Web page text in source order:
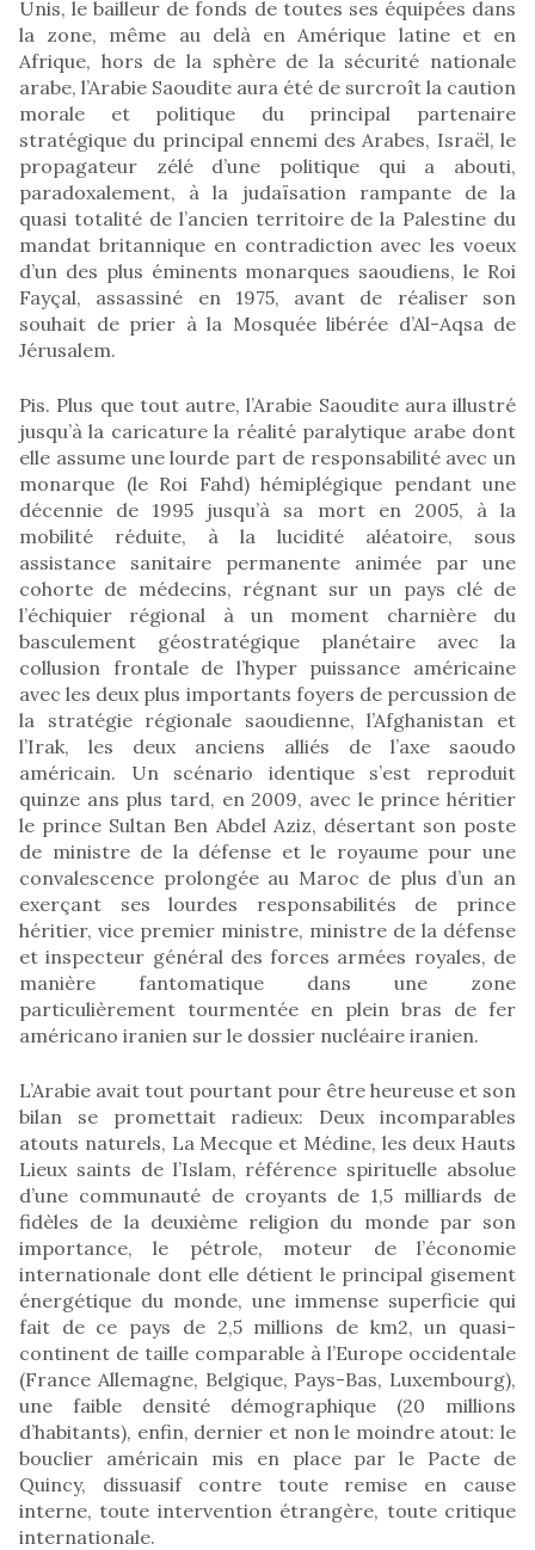
Unis, le bailleur de fonds de toutes ses équipées dans
la zone, même au delà en Amérique latine et en
Afrique, hors de la sphère de la sécurité nationale
arabe, l’Arabie Saoudite aura été de surcroît la caution
morale et politique du principal partenaire
stratégique du principal ennemi des Arabes, Israël, le
propagateur zélé d’une politique qui a abouti,
paradoxalement, à la judaïsation rampante de la
quasi totalité de l’ancien territoire de la Palestine du
mandat britannique en contradiction avec les voeux
d’un des plus éminents monarques saoudiens, le Roi
Fayçal, assassiné en 1975, avant de réaliser son
souhait de prier à la Mosquée libérée d’Al-Aqsa de
Jérusalem.
Pis. Plus que tout autre, l’Arabie Saoudite aura illustré
jusqu’à la caricature la réalité paralytique arabe dont
elle assume une lourde part de responsabilité avec un
monarque (le Roi Fahd) hémiplégique pendant une
décennie de 1995 jusqu’à sa mort en 2005, à la
mobilité réduite, à la lucidité aléatoire, sous
assistance sanitaire permanente animée par une
cohorte de médecins, régnant sur un pays clé de
l’échiquier régional à un moment charnière du
basculement géostratégique planétaire avec la
collusion frontale de l’hyper puissance américaine
avec les deux plus importants foyers de percussion de
la stratégie régionale saoudienne, l’Afghanistan et
l’Irak, les deux anciens alliés de l’axe saoudo
américain. Un scénario identique s’est reproduit
quinze ans plus tard, en 2009, avec le prince héritier
le prince Sultan Ben Abdel Aziz, désertant son poste
de ministre de la défense et le royaume pour une
convalescence prolongée au Maroc de plus d’un an
exerçant ses lourdes responsabilités de prince
héritier, vice premier ministre, ministre de la défense
et inspecteur général des forces armées royales, de
manière fantomatique dans une zone
particulièrement tourmentée en plein bras de fer
américano iranien sur le dossier nucléaire iranien.
L’Arabie avait tout pourtant pour être heureuse et son
bilan se promettait radieux: Deux incomparables
atouts naturels, La Mecque et Médine, les deux Hauts
Lieux saints de l’Islam, référence spirituelle absolue
d’une communauté de croyants de 1,5 milliards de
fidèles de la deuxième religion du monde par son
importance, le pétrole, moteur de l’économie
internationale dont elle détient le principal gisement
énergétique du monde, une immense superficie qui
fait de ce pays de 2,5 millions de km2, un quasi-
continent de taille comparable à l’Europe occidentale
(France Allemagne, Belgique, Pays-Bas, Luxembourg),
une faible densité démographique (20 millions
d’habitants), enfin, dernier et non le moindre atout: le
bouclier américain mis en place par le Pacte de
Quincy, dissuasif contre toute remise en cause
interne, toute intervention étrangère, toute critique
internationale.